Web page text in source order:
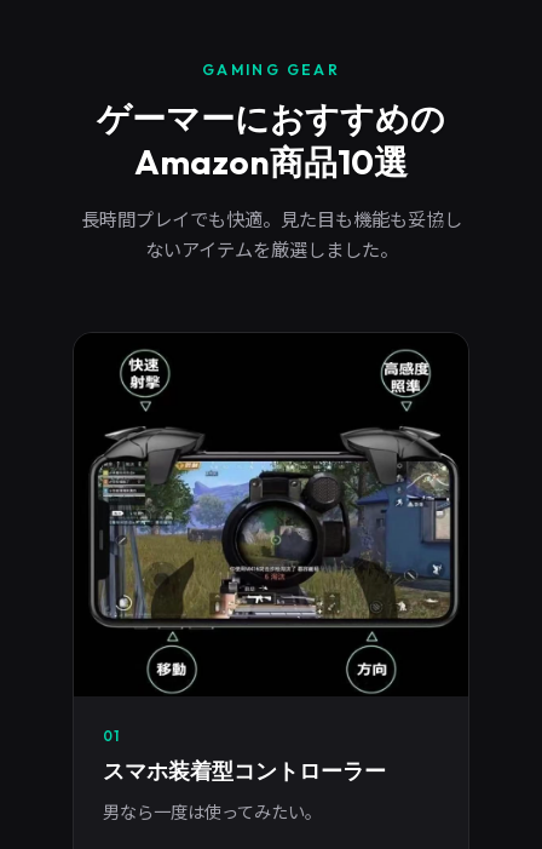
GAMING GEAR
ゲーマーにおすすめの
Amazon商品10選
長時間プレイでも快適。見た目も機能も妥協し
ないアイテムを厳選しました。
01
スマホ装着型コントローラー
男なら一度は使ってみたい。